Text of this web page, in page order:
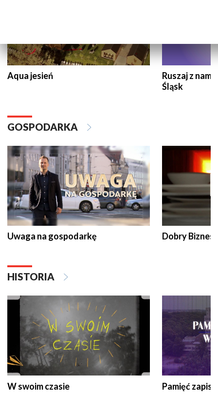
Aqua jesień
Ruszaj z
Śląsk
GOSPODARKA
Uwaga na gospodarkę Dobry Biznes
HISTORIA
W swoim czasie Pamięć